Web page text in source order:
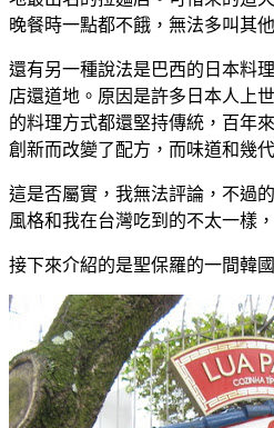
晚餐時一點都不餓，無法多叫其
還有另一種說法是巴西的日本料
店還道地。原因是許多日本人上
的料理方式都還堅持傳統，百年
創新而改變了配方，而味道和幾
這是否屬實，我無法評論，不過
風格和我在台灣吃到的不太一樣
接下來介紹的是聖保羅的一間韓